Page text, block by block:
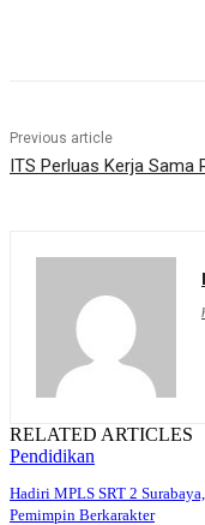
Previous article
ITS Perluas Kerja
RELATED ARTICLES
Pendidikan
Hadiri MPLS SRT 2
Pemimpin Berkarakter